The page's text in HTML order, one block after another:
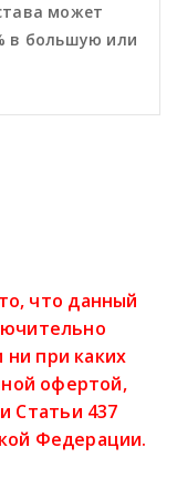
может
в большую или
что данный
при каких
офертой,
Статьи 437
Федерации.